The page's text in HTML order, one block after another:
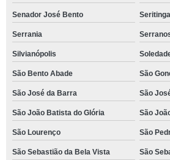
Senador José Bento Seritinga
Serrania
Silvianópolis
São Bento Abade São
São José da Barra São
São João Batista do Glória São
São Lourenço São
São Sebastião da Bela Vista São